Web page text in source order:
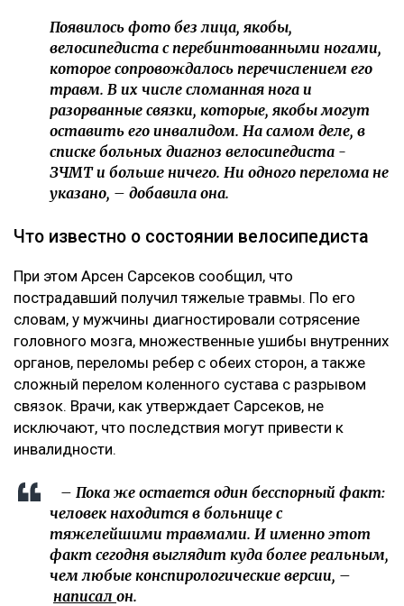
Появилось фото без лица, якобы,
велосипедиста с перебинтованными ногами,
которое сопровождалось перечислением его
травм. В их числе сломанная нога и
разорванные связки, которые, якобы могут
оставить его инвалидом. На самом деле, в
списке больных диагноз велосипедиста -
ЗЧМТ и больше ничего. Ни одного перелома не
указано, – добавила она.
Что известно о состоянии велосипедиста
При этом Арсен Сарсеков сообщил, что
пострадавший получил тяжелые травмы. По его
словам, у мужчины диагностировали сотрясение
головного мозга, множественные ушибы внутренних
органов, переломы ребер с обеих сторон, а также
сложный перелом коленного сустава с разрывом
связок. Врачи, как утверждает Сарсеков, не
исключают, что последствия могут привести к
инвалидности.
– Пока же остается один бесспорный факт:
человек находится в больнице с
тяжелейшими травмами. И именно этот
факт сегодня выглядит куда более реальным,
чем любые конспирологические версии, –
написал он.